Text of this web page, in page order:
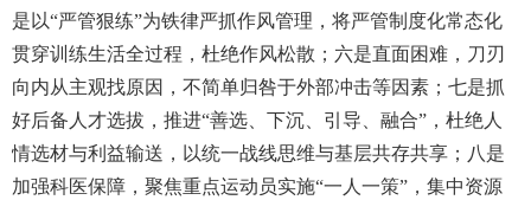
是以“严管狠练”为铁律严抓作风管理，将严管制度化常态化
贯穿训练生活全过程，杜绝作风松散；六是直面困难，刀刃
向内从主观找原因，不简单归咎于外部冲击等因素；七是抓
好后备人才选拔，推进“善选、下沉、引导、融合”，杜绝人
情选材与利益输送，以统一战线思维与基层共存共享；八是
加强科医保障，聚焦重点运动员实施“一人一策”，集中资源